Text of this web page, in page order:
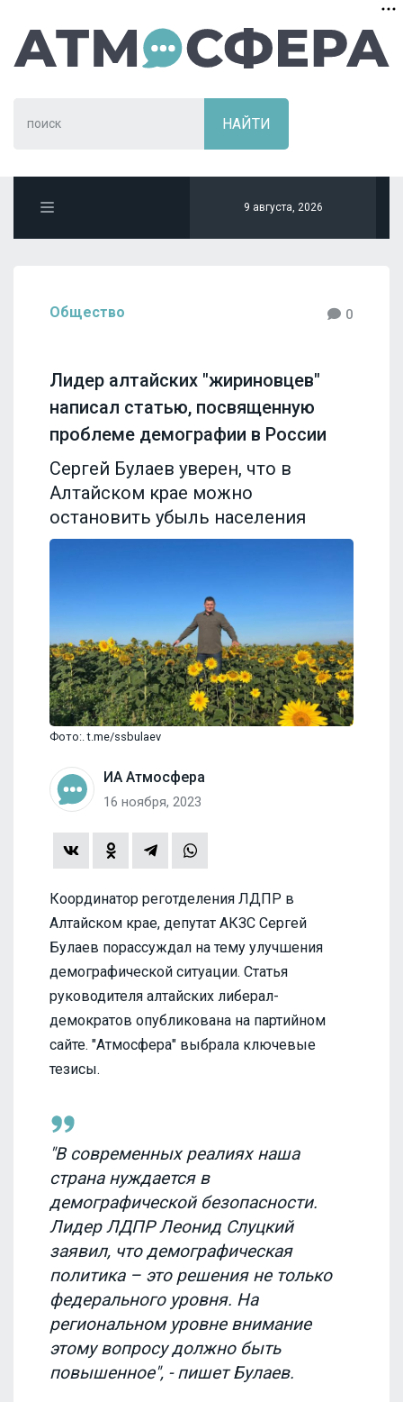
9 августа, 2026
Общество 0
Лидер алтайских "жириновцев"
написал статью, посвященную
проблеме демографии в России
Сергей Булаев уверен, что в
Алтайском крае можно
остановить убыль населения
Фото:. t.me/ssbulaev
ИА Атмосфера
16 ноября, 2023
Координатор реготделения ЛДПР в
Алтайском крае, депутат АКЗС Сергей
Булаев порассуждал на тему улучшения
демографической ситуации. Статья
руководителя алтайских либерал-
демократов опубликована на партийном
сайте. "Атмосфера" выбрала ключевые
тезисы.
"В современных реалиях наша
страна нуждается в
демографической безопасности.
Лидер ЛДПР Леонид Слуцкий
заявил, что демографическая
политика – это решения не только
федерального уровня. На
региональном уровне внимание
этому вопросу должно быть
повышенное", - пишет Булаев.